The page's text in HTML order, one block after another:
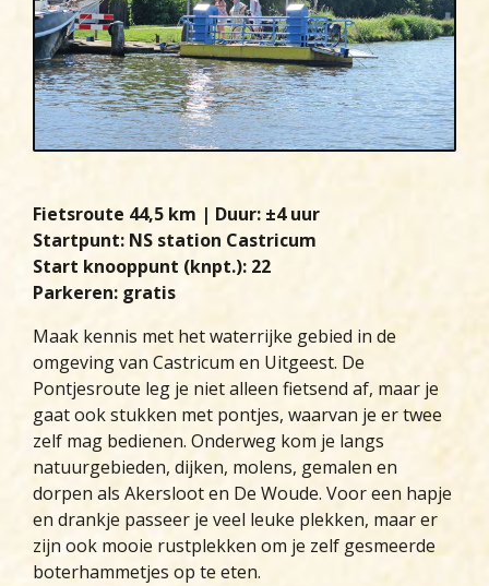
Fietsroute 44,5 km | Duur: ±4 uur
Startpunt: NS station Castricum
Start knooppunt (knpt.): 22
Parkeren: gratis
Maak kennis met het waterrijke gebied in de
omgeving van Castricum en Uitgeest. De
Pontjesroute leg je niet alleen fietsend af, maar je
gaat ook stukken met pontjes, waarvan je er twee
zelf mag bedienen. Onderweg kom je langs
natuurgebieden, dijken, molens, gemalen en
dorpen als Akersloot en De Woude. Voor een hapje
en drankje passeer je veel leuke plekken, maar er
zijn ook mooie rustplekken om je zelf gesmeerde
boterhammetjes op te eten.